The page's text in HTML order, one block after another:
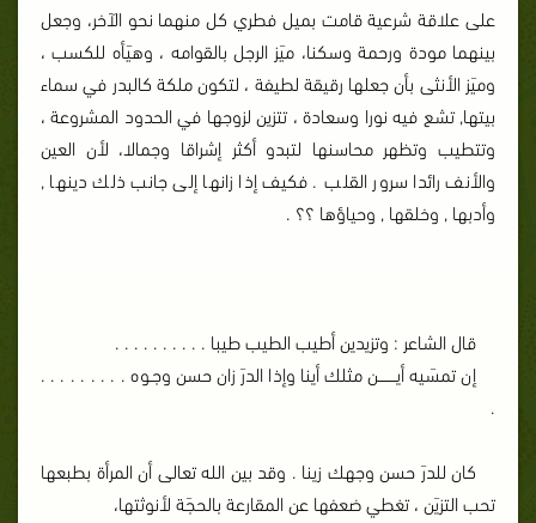
على علاقة شرعية قامت بميل فطري كل منهما نحو الآخر، وجعل
بينهما مودة ورحمة وسكنا، ميَز الرجل بالقوامه ، وهيَأه للكسب ،
وميَز الأنثى بأن جعلها رقيقة لطيفة ، لتكون ملكة كالبدر في سماء
بيتها, تشع فيه نورا وسعادة ، تتزين لزوجها في الحدود المشروعة ،
وتتطيب وتظهر محاسنها لتبدو أكثر إشراقا وجمالا، لأن العين
والأنف رائدا سرور القلب . فكيف إذا زانها إلى جانب ذلك دينها ,
وأدبها , وخلقها , وحياؤها ؟؟ .
قال الشاعر : وتزيدين أطيب الطيب طيبا . . . . . . . . . .
إن تمسَيه أيـــــــن مثلك أينا وإذا الدرَ زان حسن وجـوه . . . . . . . . .
.
كان للدرَ حسن وجهك زينا . وقد بين الله تعالى أن المرأة بطبعها
تحب التزيَن ، تغطي ضعفها عن المقارعة بالحجَة لأنوثتها،